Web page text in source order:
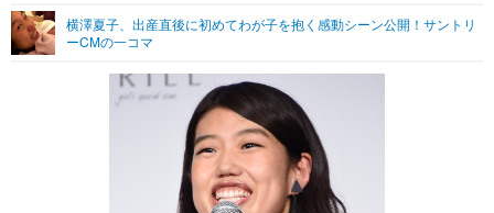
ショッピング その他
横澤夏子、出産直後に初めてわが子を抱く感動シーン公開！サントリ
ーCMの一コマ